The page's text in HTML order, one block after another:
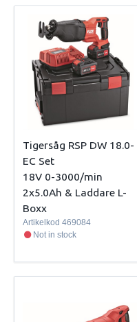
Tigersåg RSP DW 18.0-
EC Set
18V 0-3000/min
2x5.0Ah & Laddare L-
Boxx
Artikelkod 469084
Not in stock